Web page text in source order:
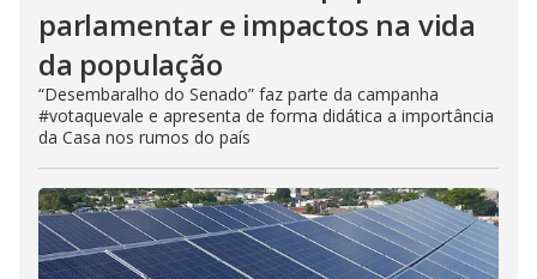
parlamentar e impactos na vida
da população
“Desembaralho do Senado” faz parte da campanha
#votaquevale e apresenta de forma didática a importância
da Casa nos rumos do país